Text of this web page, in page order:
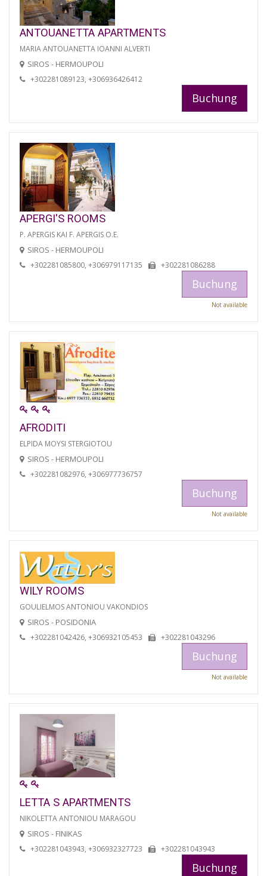
ANTOUANETTA APARTMENTS
MARIA ANTOUANETTA IOANNI ALVERTI
SIROS - HERMOUPOLI
+302281089123, +306936426412
Buchung
APERGI'S ROOMS
P. APERGIS KAI F. APERGIS O.E.
SIROS - HERMOUPOLI
+302281085800, +306979117135 +302281086288
Buchung
Not available
AFRODITI
ELPIDA MOYSI STERGIOTOU
SIROS - HERMOUPOLI
+302281082976, +306977736757
Buchung
Not available
WILY ROOMS
GOULIELMOS ANTONIOU VAKONDIOS
SIROS - POSIDONIA
+302281042426, +306932105453 +302281043296
Buchung
Not available
LETTA S APARTMENTS
NIKOLETTA ANTONIOU MARAGOU
SIROS - FINIKAS
+302281043943, +306932327723 +302281043943
Buchung